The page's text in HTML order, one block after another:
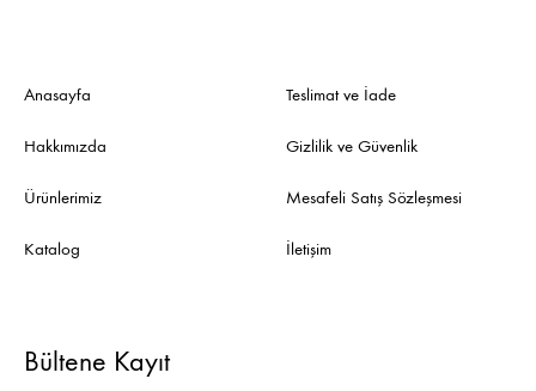
Anasayfa
Hakkımızda
Ürünlerimiz
Katalog
Teslimat ve İade
Gizlilik ve Güvenlik
Mesafeli Satış Sözleşmesi
İletişim
Bültene Kayıt